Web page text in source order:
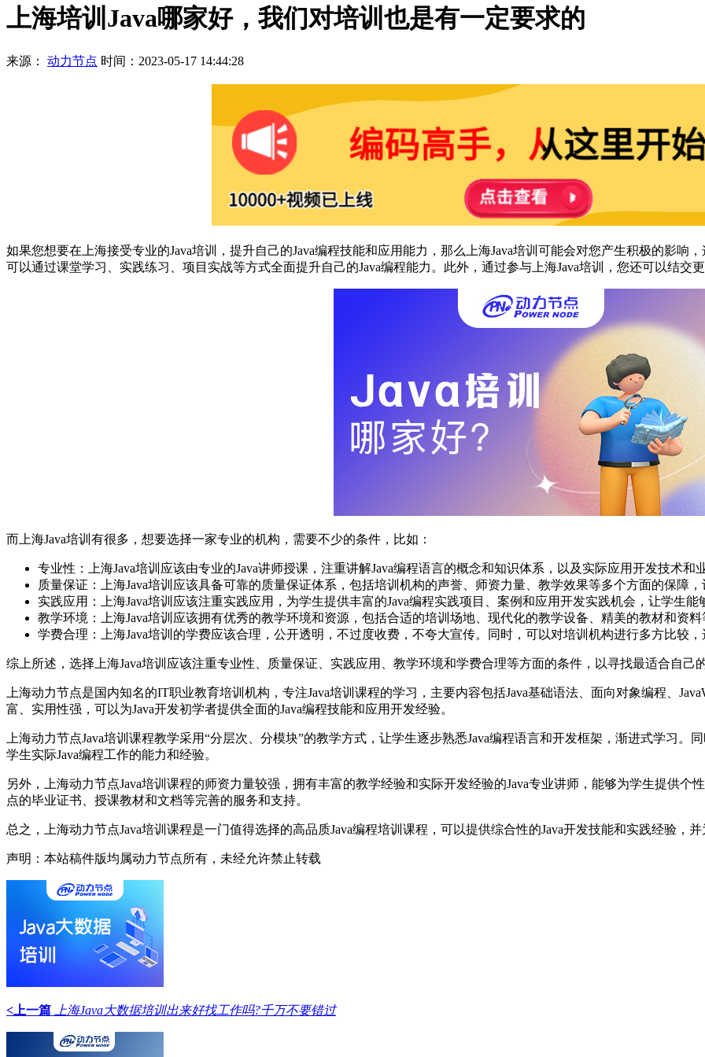
上海培训Java哪家好，我们对培训也是有一定要求的
来源： 动力节点 时间：2023-05-17 14:44:28
如果您想要在上海接受专业的Java培训，提升自己的Java编程技能和应用能力，那么上海Java培训可能会对您产生积极的影响
可以通过课堂学习、实践练习、项目实战等方式全面提升自己的Java编程能力。此外，通过参与上海Java培训，您还可以结交
而上海Java培训有很多，想要选择一家专业的机构，需要不少的条件，比如：
专业性：上海Java培训应该由专业的Java讲师授课，注重讲解Java编程语言的概念和知识体系，以及实际应用开发技术
质量保证：上海Java培训应该具备可靠的质量保证体系，包括培训机构的声誉、师资力量、教学效果等多个方面的保障
实践应用：上海Java培训应该注重实践应用，为学生提供丰富的Java编程实践项目、案例和应用开发实践机会，让学生
教学环境：上海Java培训应该拥有优秀的教学环境和资源，包括合适的培训场地、现代化的教学设备、精美的教材和资
学费合理：上海Java培训的学费应该合理，公开透明，不过度收费，不夸大宣传。同时，可以对培训机构进行多方比较
综上所述，选择上海Java培训应该注重专业性、质量保证、实践应用、教学环境和学费合理等方面的条件，以寻找最适合自己
上海动力节点是国内知名的IT职业教育培训机构，专注Java培训课程的学习，主要内容包括Java基础语法、面向对象编程、
富、实用性强，可以为Java开发初学者提供全面的Java编程技能和应用开发经验。
上海动力节点Java培训课程教学采用“分层次、分模块”的教学方式，让学生逐步熟悉Java编程语言和开发框架，渐进式学习
学生实际Java编程工作的能力和经验。
另外，上海动力节点Java培训课程的师资力量较强，拥有丰富的教学经验和实际开发经验的Java专业讲师，能够为学生提供
点的毕业证书、授课教材和文档等完善的服务和支持。
总之，上海动力节点Java培训课程是一门值得选择的高品质Java编程培训课程，可以提供综合性的Java开发技能和实践经验，
声明：本站稿件版均属动力节点所有，未经允许禁止转载
<上一篇 上海Java大数据培训出来好找工作吗?千万不要错过